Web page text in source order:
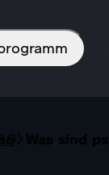
Was sind